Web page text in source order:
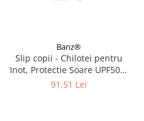
Banz®
Slip copii - Chilotei pentru
Inot, Protectie Soare UPF50+,
Floral Pink, Diverse marimi
91,51 Lei